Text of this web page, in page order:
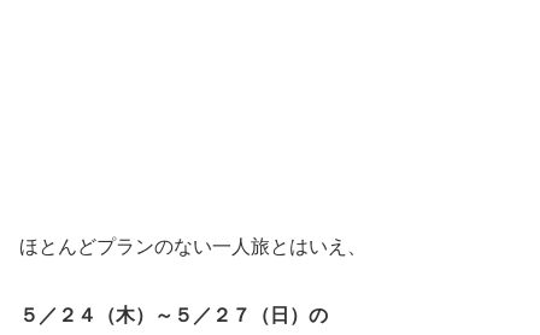
ほとんどプランのない一人旅とはいえ、
５／２４（木）～５／２７（日）の